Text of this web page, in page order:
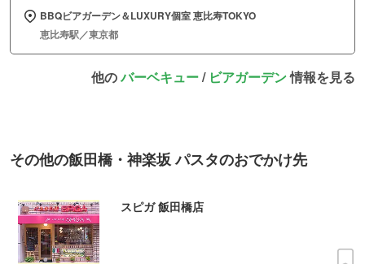
BBQビアガーデン＆LUXURY個室 恵比寿TOKYO
恵比寿駅／東京都
他のバーベキュー/ ビアガーデン情報を見る
その他の飯田橋・神楽坂 パスタのおでかけ先
スピガ 飯田橋店